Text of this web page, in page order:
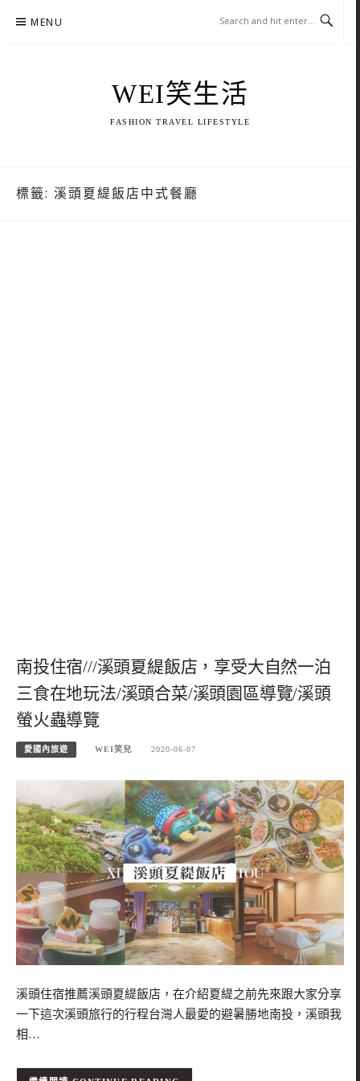
MENU
WEI笑生活
FASHION TRAVEL LIFESTYLE
標籤: 溪頭夏緹飯店中式餐廳
南投住宿///溪頭夏緹飯店，享受大自然一泊
三食在地玩法/溪頭合菜/溪頭園區導覽/溪頭
螢火蟲導覽
愛國內旅遊 WEI笑兒 2020-06-07
溪頭住宿推薦溪頭夏緹飯店，在介紹夏緹之前先來跟大家分享
一下這次溪頭旅行的行程台灣人最愛的避暑勝地南投，溪頭我
相…